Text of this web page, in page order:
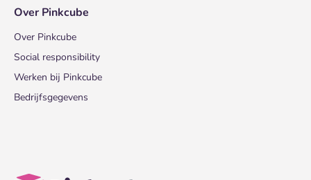
Over Pinkcube
Over Pinkcube
Social responsibility
Werken bij Pinkcube
Bedrijfsgegevens